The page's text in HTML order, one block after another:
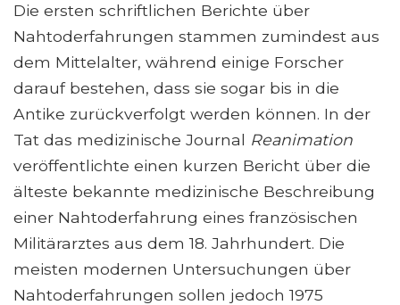
Die ersten schriftlichen Berichte über
Nahtoderfahrungen stammen zumindest aus
dem Mittelalter, während einige Forscher
darauf bestehen, dass sie sogar bis in die
Antike zurückverfolgt werden können. In der
Tat das medizinische Journal Reanimation
veröffentlichte einen kurzen Bericht über die
älteste bekannte medizinische Beschreibung
einer Nahtoderfahrung eines französischen
Militärarztes aus dem 18. Jahrhundert. Die
meisten modernen Untersuchungen über
Nahtoderfahrungen sollen jedoch 1975